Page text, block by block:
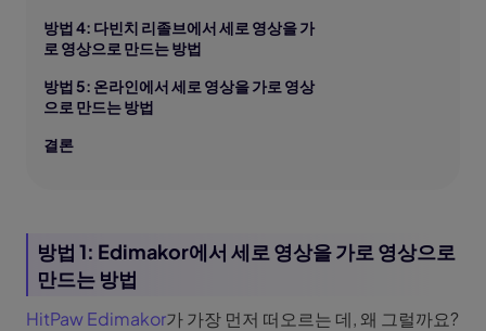
방법 4: 다빈치 리졸브에서 세로 영상을 가
로 영상으로 만드는 방법
방법 5: 온라인에서 세로 영상을 가로 영상
으로 만드는 방법
결론
방법 1: Edimakor에서 세로 영상을 가로 영상으로
만드는 방법
HitPaw Edimakor가 가장 먼저 떠오르는 데, 왜 그럴까요?